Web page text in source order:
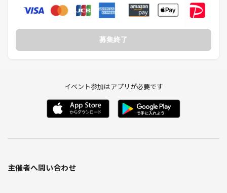
募集終了
イベント参加はアプリが必要です
主催者へ問い合わせ